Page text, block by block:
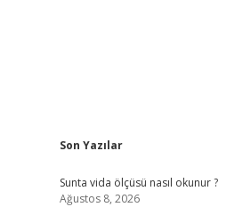
Sidebar
Son Yazılar
Sunta vida ölçüsü nasıl okunur ?
Ağustos 8, 2026
betexper giriş